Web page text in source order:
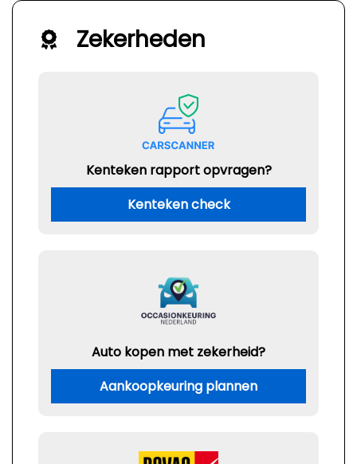
Zekerheden
Kenteken rapport opvragen?
Kenteken check
Auto kopen met zekerheid?
Aankoopkeuring plannen